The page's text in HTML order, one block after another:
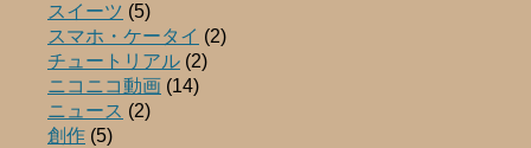
スイーツ (5)
スマホ・ケータイ (2)
チュートリアル (2)
ニコニコ動画 (14)
ニュース (2)
創作 (5)